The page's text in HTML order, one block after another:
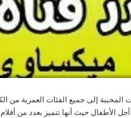
المحببة إلى جميع الفئات العمرية من
الأطفال حيث أنها تتميز بعدد من